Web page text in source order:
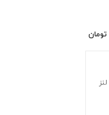
تومان